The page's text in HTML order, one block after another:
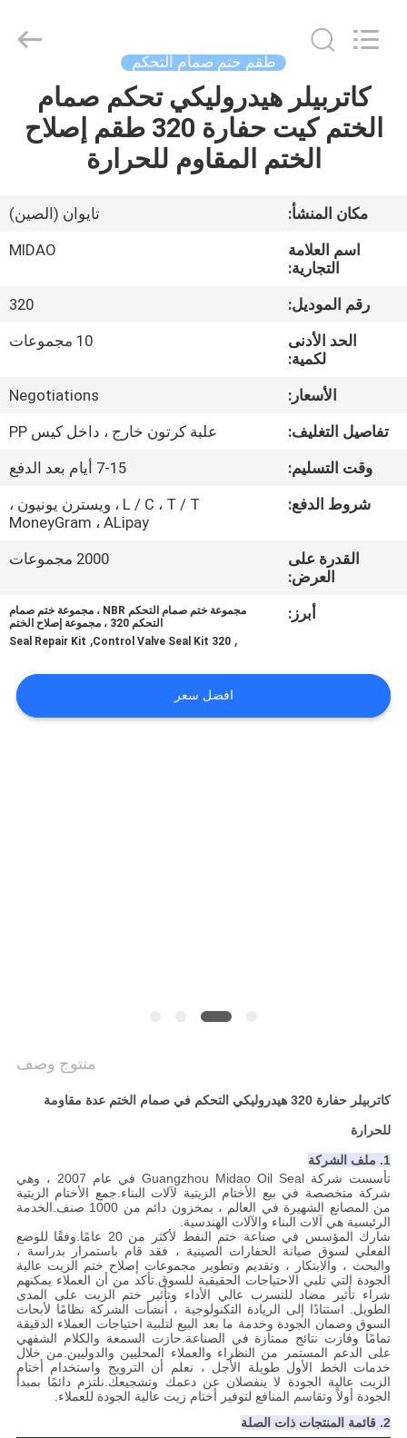
منزل
المنتجات
حول
جولة
ضبط
الجودة
اتصل
القضايا
طقم ختم صمام التحكم
كاتربيلر هيدروليكي تحكم صمام
الختم كيت حفارة 320 طقم إصلاح
الختم المقاوم للحرارة
مكان المنشأ:
تايوان (الصين)
اسم العلامة
التجارية:
MIDAO
رقم الموديل:
320
الحد الأدنى
لكمية:
10 مجموعات
الأسعار:
Negotiations
تفاصيل التغليف:
علبة كرتون خارج ، داخل كيس PP
وقت التسليم:
7-15 أيام بعد الدفع
شروط الدفع:
L / C ، T / T ، ويسترن يونيون ،
MoneyGram ، ALipay
القدرة على
العرض:
2000 مجموعات
أبرز:
مجموعة ختم صمام التحكم NBR ، مجموعة ختم صمام
التحكم 320 ، مجموعة إصلاح الختم
,
320 Control Valve Seal Kit
,
Seal Repair Kit
افضل سعر
منتوج وصف
كاتربيلر حفارة 320 هيدروليكي التحكم في صمام الختم عدة مقاومة
للحرارة
1. ملف الشركة
تأسست شركة Guangzhou Midao Oil Seal في عام 2007 ، وهي
شركة متخصصة في بيع الأختام الزيتية لآلات البناء.جمع الأختام الزيتية
من المصانع الشهيرة في العالم ، بمخزون دائم من 1000 صنف.الخدمة
الرئيسية هي آلات البناء والآلات الهندسية.
شارك المؤسس في صناعة ختم النفط لأكثر من 20 عامًا.وفقًا للوضع
الفعلي لسوق صيانة الحفارات الصينية ، فقد قام باستمرار بدراسة ،
والبحث ، والابتكار ، وتقديم وتطوير مجموعات إصلاح ختم الزيت عالية
الجودة التي تلبي الاحتياجات الحقيقية للسوق.تأكد من أن العملاء يمكنهم
شراء تأثير مضاد للتسرب عالي الأداء وتأثير ختم الزيت على المدى
الطويل. استنادًا إلى الريادة التكنولوجية ، أنشأت الشركة نظامًا لأبحاث
السوق وضمان الجودة وخدمة ما بعد البيع لتلبية احتياجات العملاء الدقيقة
تمامًا وفازت نتائج ممتازة في الصناعة.حازت السمعة والكلام الشفهي
على الدعم المستمر من النظراء والعملاء المحليين والدوليين.من خلال
خدمات الخط الأول طويلة الأجل ، نعلم أن الترويج واستخدام أختام
الزيت عالية الجودة لا ينفصلان عن دعمك وتشجيعك.نلتزم دائمًا بمبدأ
الجودة أولاً وتقاسم المنافع لتوفير أختام زيت عالية الجودة للعملاء.
2. قائمة المنتجات ذات الصلة